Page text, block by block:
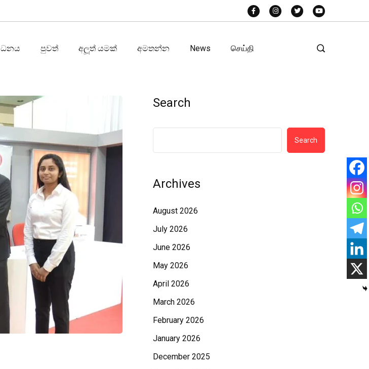
ධනය පුවත් අලූත් යමක් අමතන්න News செய்தி
Search
Search
Archives
August 2026
July 2026
June 2026
May 2026
April 2026
March 2026
February 2026
January 2026
December 2025